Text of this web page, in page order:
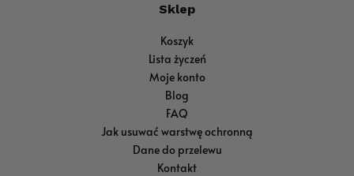
Sklep
Koszyk
Lista życzeń
Moje konto
Blog
FAQ
Jak usuwać warstwę ochronną
Dane do przelewu
Kontakt